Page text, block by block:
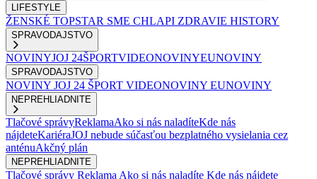
LIFESTYLE
ŽENSKÉ TOPSTAR SME CHLAPI ZDRAVIE HISTORY
SPRAVODAJSTVO
NOVINYJOJ 24ŠPORTVIDEONOVINYEUNOVINY
SPRAVODAJSTVO
NOVINY JOJ 24 ŠPORT VIDEONOVINY EUNOVINY
NEPREHLIADNITE
Tlačové správyReklamaAko si nás naladíteKde nás
nájdeteKariéraJOJ nebude súčasťou bezplatného vysielania cez
anténuAkčný plán
NEPREHLIADNITE
Tlačové správy Reklama Ako si nás naladíte Kde nás nájdete